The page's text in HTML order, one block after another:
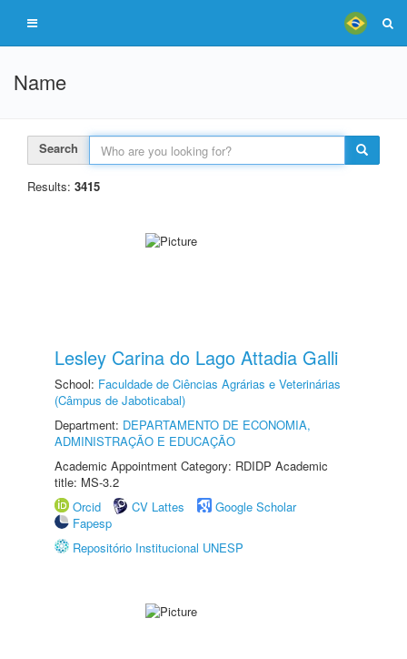
Name
Search
Results: 3415
Lesley Carina do Lago Attadia Galli
School: Faculdade de Ciências Agrárias e Veterinárias
(Câmpus de Jaboticabal)
Department: DEPARTAMENTO DE ECONOMIA,
ADMINISTRAÇÃO E EDUCAÇÃO
Academic Appointment Category: RDIDP Academic
title: MS-3.2
Orcid
CV Lattes
Google Scholar
Fapesp
Repositório Institucional UNESP